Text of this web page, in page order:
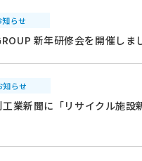
知らせ
新年研修会を開催しま
知らせ
業新聞に「リサイクル施設